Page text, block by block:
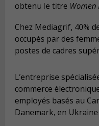
obtenu le titre Women
Chez Mediagrif, 40%
occupés par des
postes de cadres
L’entreprise
commerce
employés basés au
Danemark, en